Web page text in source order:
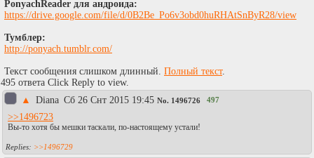
PonyachReader для андроида:
https://drive.google.com/file/d/0B2Be_Po6v3obd0huRHAtSnByR28/view
Тумблер:
http://ponyach.tumblr.com/
Текст сообщения слишком длинный. Полный текст.
495 ответа Click Reply to view.
▲
Diаna Сб 26 Снт 2015 19:45 No. 1496726 497
>>1496723
Вы-то хотя бы мешки таскали, по-настоящему устали!
>>1496729